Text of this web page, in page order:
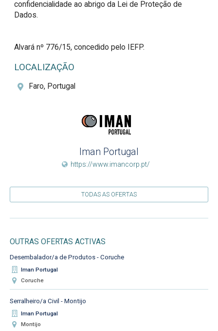
confidencialidade ao abrigo da Lei de Proteção de
Dados.
Alvará nº 776/15, concedido pelo IEFP.
LOCALIZAÇÃO
Faro, Portugal
Iman Portugal
https://www.imancorp.pt/
TODAS AS OFERTAS
OUTRAS OFERTAS ACTIVAS
Desembalador/a de Produtos - Coruche
Iman Portugal
Coruche
Serralheiro/a Civil - Montijo
Iman Portugal
Montijo